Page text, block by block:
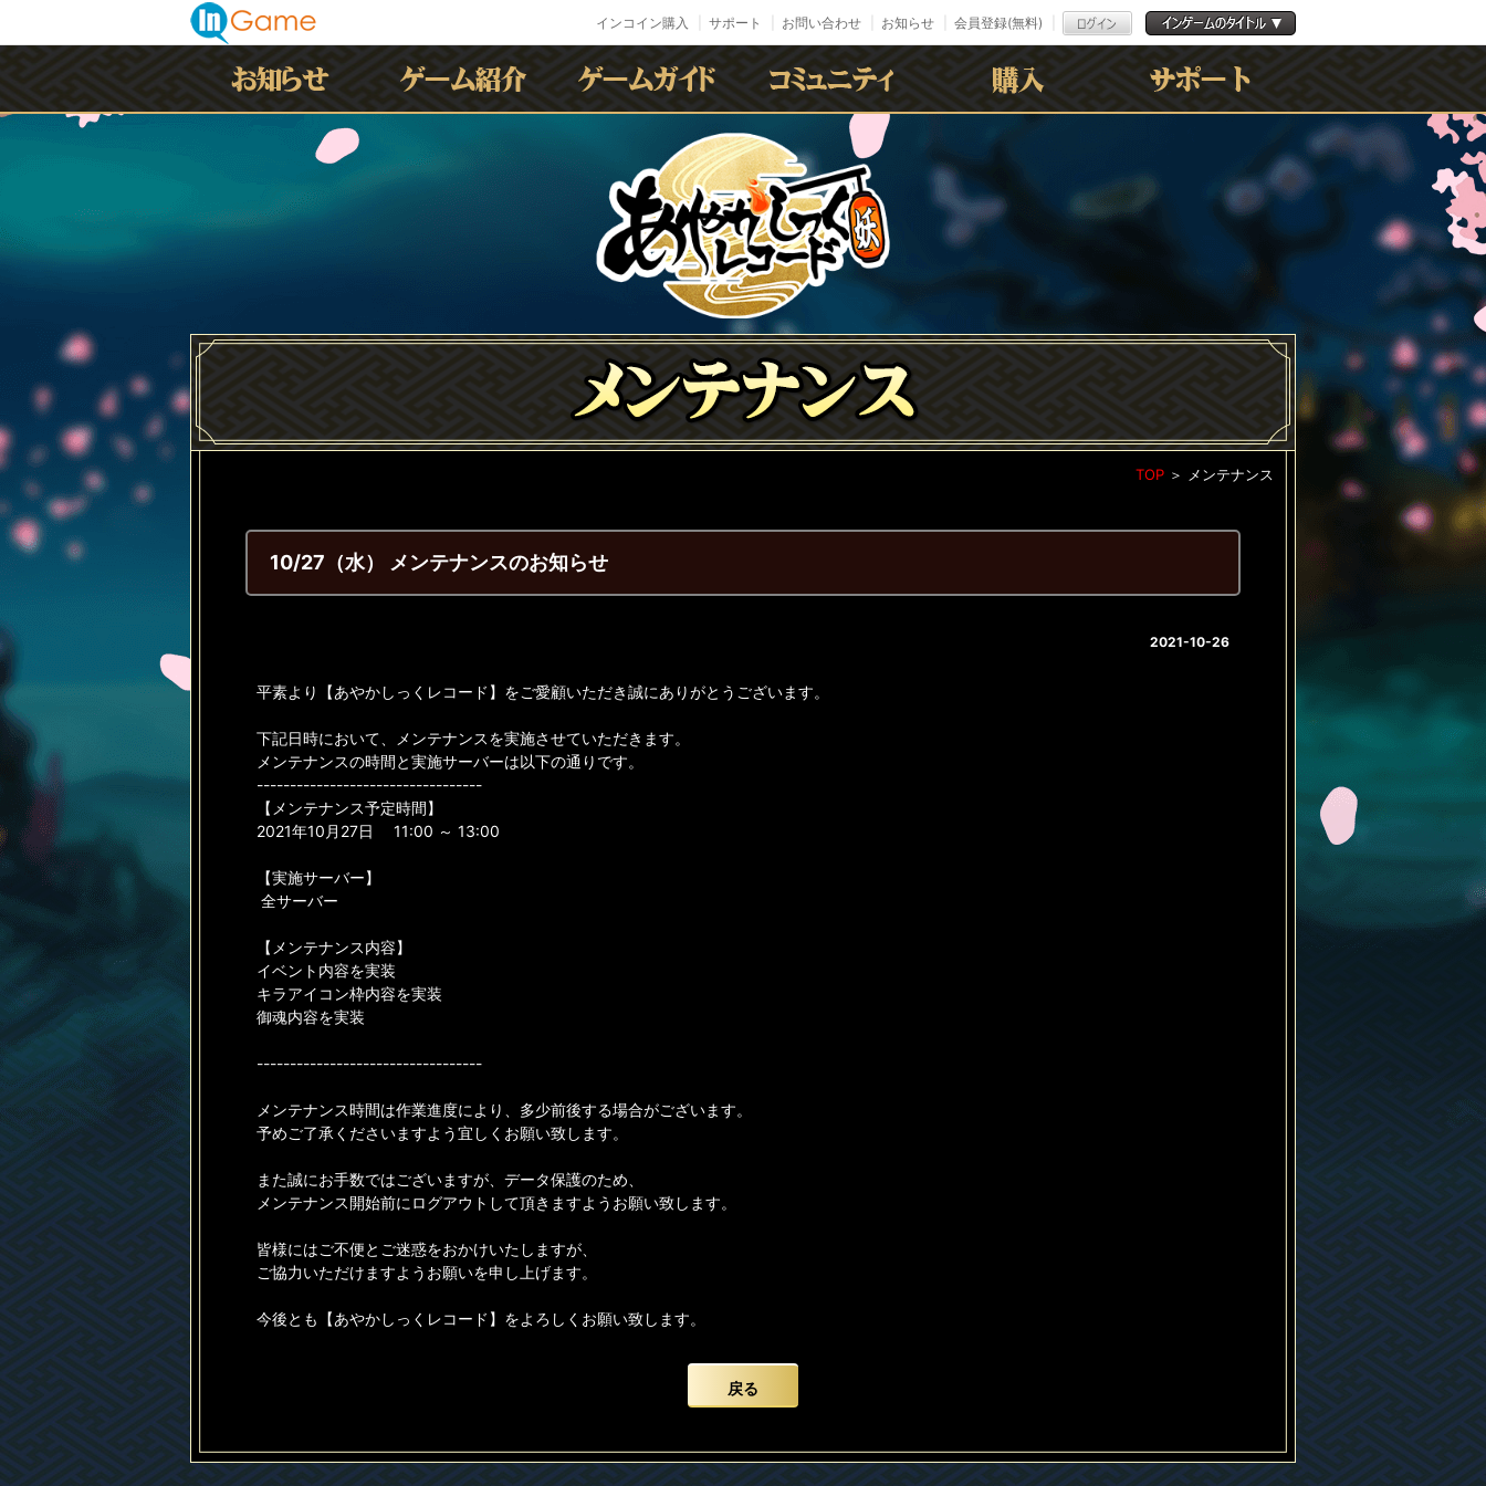
インコイン購入 サポート お問い合わせ お知らせ 会員登録(無料)
イベント 利用規約
ﾌﾟﾗｲﾊﾞｼｰﾎﾟﾘｼｰ
TOP ＞ メンテナンス
10/27（水） メンテナンスのお知らせ
2021-10-26
平素より【あやかしっくレコード】をご愛顧いただき誠にありがとうございます。
下記日時において、メンテナンスを実施させていただきます。
メンテナンスの時間と実施サーバーは以下の通りです。
----------------------------------
【メンテナンス予定時間】
2021年10月27日 11:00 ～ 13:00
【実施サーバー】
全サーバー
【メンテナンス内容】
イベント内容を実装
キラアイコン枠内容を実装
御魂内容を実装
----------------------------------
メンテナンス時間は作業進度により、多少前後する場合がございます。
予めご了承くださいますよう宜しくお願い致します。
また誠にお手数ではございますが、データ保護のため、
メンテナンス開始前にログアウトして頂きますようお願い致します。
皆様にはご不便とご迷惑をおかけいたしますが、
ご協力いただけますようお願いを申し上げます。
今後とも【あやかしっくレコード】をよろしくお願い致します。
戻る